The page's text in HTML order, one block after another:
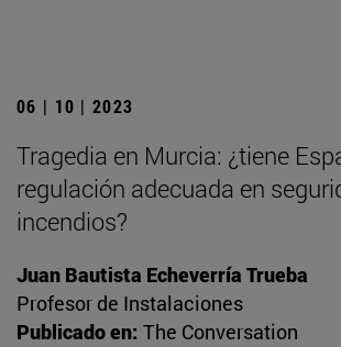
06 | 10 | 2023
Tragedia en Murcia: ¿tiene
regulación adecuada en
incendios?
Juan Bautista Echeverría Trueba
Profesor de Instalaciones
Publicado en: The Conversation